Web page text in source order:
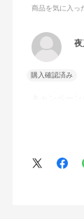
商品を気に入っ
夜
購入確認済み
が、とても